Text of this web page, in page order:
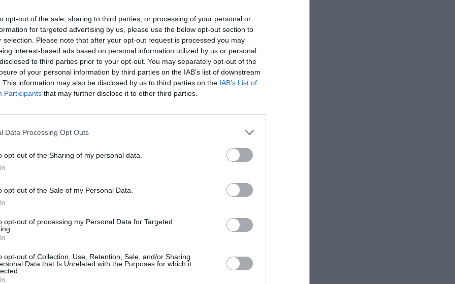
opt-out of the sale, sharing to third parties, or processing of your personal or
for targeted advertising by us, please use the below opt-out section to
selection. Please note that after your opt-out request is processed you may
interest-based ads based on personal information utilized by us or personal
to third parties prior to your opt-out. You may separately opt-out of the
of your personal information by third parties on the IAB’s list of downstream
This information may also be disclosed by us to third parties on the IAB’s List of
Participants that may further disclose it to other third parties.
Data Processing Opt Outs
opt-out of the Sharing of my personal data.
opt-out of the Sale of my Personal Data.
opt-out of processing my Personal Data for Targeted
opt-out of Collection, Use, Retention, Sale, and/or Sharing
Data that Is Unrelated with the Purposes for which it
η JPMorgan και η UBS, πιστεύουν ότι το
1,17 δολάρια, θα ξεπεράσει το όριο των 1,20
Τράπεζα των ΗΠΑ συνεχίζει να μειώνει τα
κατοχή περιουσιακών στοιχείων σε δολάρια.
ήταν η βιασύνη των επενδυτών να
συμβολαίων που στην ουσία αποτελούν στοίχημα
επενδυτών που αντισταθμίζουν την
παγκόσμιος μακροοικονομικός στρατηγικός
που έχουμε δει, και θα ακολουθήσουν και
χώρες αυξάνουν τα επίπεδα αντιστάθμισής
οι αναλυτές. Η Goldman Sachs αναμένει ότι